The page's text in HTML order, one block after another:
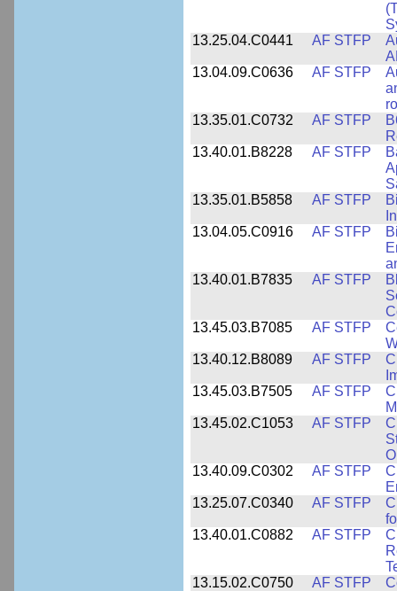
13.25.04.C0441
AF STFP
13.04.09.C0636
AF STFP
13.35.01.C0732
AF STFP
13.40.01.B8228
AF STFP
13.35.01.B5858
AF STFP
13.04.05.C0916
AF STFP
13.40.01.B7835
AF STFP
13.45.03.B7085
AF STFP
13.40.12.B8089
AF STFP
13.45.03.B7505
AF STFP
13.45.02.C1053
AF STFP
13.40.09.C0302
AF STFP
13.25.07.C0340
AF STFP
13.40.01.C0882
AF STFP
13.15.02.C0750
AF STFP